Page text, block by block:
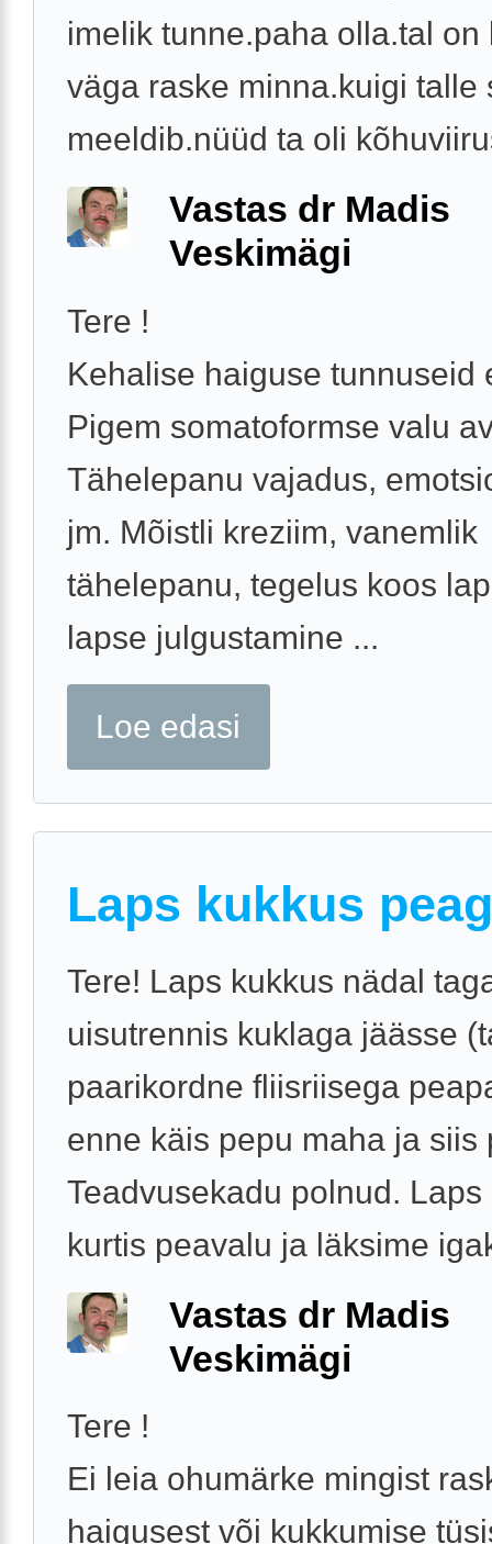
imelik tunne.paha olla.tal on
väga raske minna.kuigi talle
meeldib.nüüd ta oli
Vastas dr Madis
Veskimägi
Tere !
Kehalise haiguse tunnuseid
Pigem somatoformse valu
Tähelepanu vajadus,
jm. Mõistli kreziim, vanemlik
tähelepanu, tegelus koos
lapse julgustamine ...
Loe edasi
Laps kukkus
Tere! Laps kukkus nädal
uisutrennis kuklaga jäässe
paarikordne fliisriisega
enne käis pepu maha ja siis
Teadvusekadu polnud. Laps
kurtis peavalu ja läksime
Vastas dr Madis
Veskimägi
Tere !
Ei leia ohumärke mingist
haigusest või kukkumise